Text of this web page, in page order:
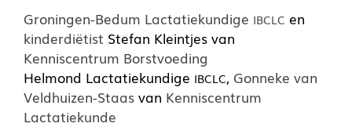
Groningen-Bedum Lactatiekundige IBCLC en
kinderdiëtist Stefan Kleintjes van
Kenniscentrum Borstvoeding
Helmond Lactatiekundige IBCLC, Gonneke van
Veldhuizen-Staas van Kenniscentrum
Lactatiekunde